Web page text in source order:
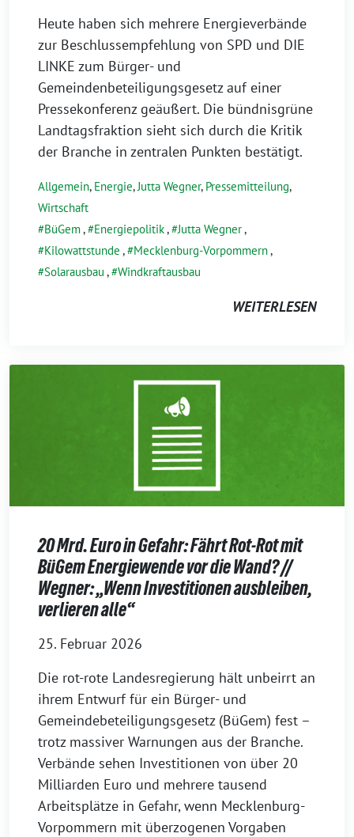
Heute haben sich mehrere Energieverbände
zur Beschlussempfehlung von SPD und DIE
LINKE zum Bürger- und
Gemeindenbeteiligungsgesetz auf einer
Pressekonferenz geäußert. Die bündnisgrüne
Landtagsfraktion sieht sich durch die Kritik
der Branche in zentralen Punkten bestätigt.
Allgemein, Energie,Jutta Wegner, Pressemitteilung,
Wirtschaft
BüGem, Energiepolitik, Jutta Wegner,
Kilowattstunde , Mecklenburg-Vorpommern,
Solarausbau , Windkraftausbau
WEITERLESEN
20 Mrd. Euro in Gefahr: Fährt Rot-Rot mit
BüGem Energiewende vor die Wand? //
Wegner: „Wenn Investitionen ausbleiben,
verlieren alle“
25. Februar 2026
Die rot-rote Landesregierung hält unbeirrt an
ihrem Entwurf für ein Bürger- und
Gemeindebeteiligungsgesetz (BüGem) fest –
trotz massiver Warnungen aus der Branche.
Verbände sehen Investitionen von über 20
Milliarden Euro und mehrere tausend
Arbeitsplätze in Gefahr, wenn Mecklenburg-
Vorpommern mit überzogenen Vorgaben